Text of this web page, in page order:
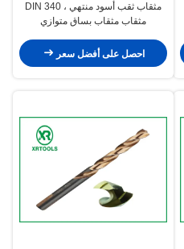
مثقاب ثقب أسود منتهي ، DIN 340
مثقاب مثقاب بساق متوازي
احصل على أفضل سعر